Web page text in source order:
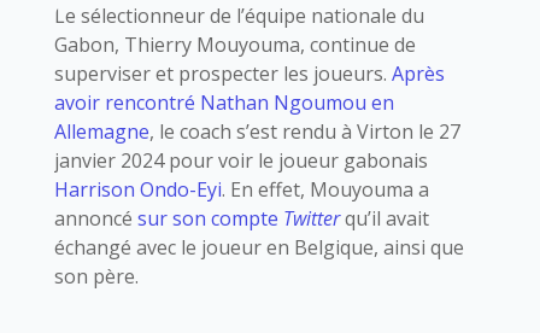
Le sélectionneur de l’équipe nationale du
Gabon, Thierry Mouyouma, continue de
superviser et prospecter les joueurs. Après
avoir rencontré Nathan Ngoumou en
Allemagne, le coach s’est rendu à Virton le 27
janvier 2024 pour voir le joueur gabonais
Harrison Ondo-Eyi. En effet, Mouyouma a
annoncé sur son compte Twitterqu’il avait
échangé avec le joueur en Belgique, ainsi que
son père.